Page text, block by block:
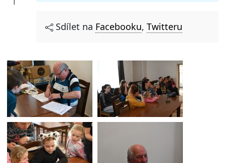
Sdílet na Facebooku, Twitteru